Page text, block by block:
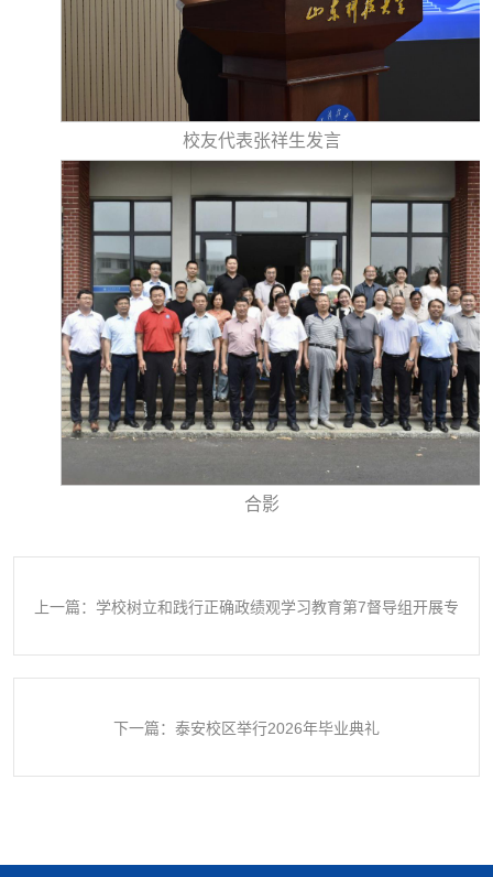
校友代表张祥生发言
合影
上一篇：学校树立和践行正确政绩观学习教育第7督导组开展专
下一篇：泰安校区举行2026年毕业典礼